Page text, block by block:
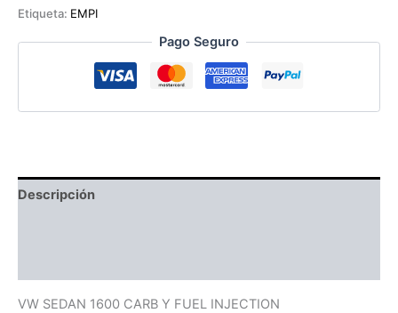
PAR
)
Etiqueta: EMPI
Pago Seguro
Descripción
VW SEDAN 1600 CARB Y FUEL INJECTION